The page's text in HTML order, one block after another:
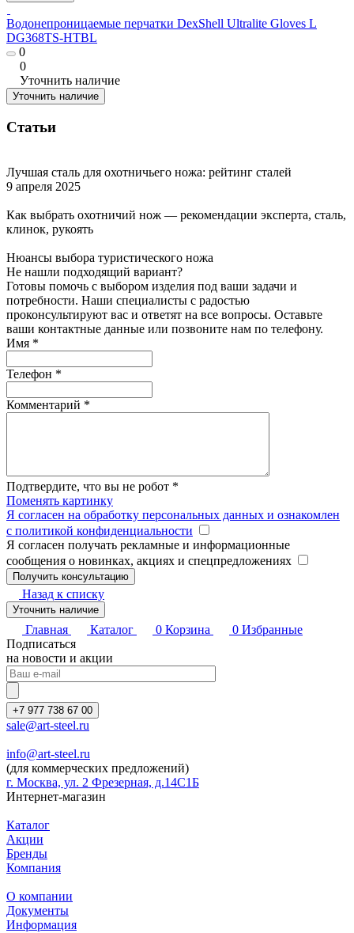
Водонепроницаемые перчатки DexShell Ultralite Gloves L
DG368TS-HTBL
0
0
Уточнить наличие
Уточнить наличие
Статьи
Лучшая сталь для охотничьего ножа: рейтинг сталей
9 апреля 2025
Как выбрать охотничий нож — рекомендации эксперта, сталь,
клинок, рукоять
Нюансы выбора туристического ножа
Не нашли подходящий вариант?
Готовы помочь с выбором изделия под ваши задачи и
потребности. Наши специалисты с радостью
проконсультируют вас и ответят на все вопросы. Оставьте
ваши контактные данные или позвоните нам по телефону.
Имя *
Телефон *
Комментарий *
Подтвердите, что вы не робот *
Поменять картинку
Я согласен на обработку персональных данных и ознакомлен
с политикой конфиденциальности
Я согласен получать рекламные и информационные
сообщения о новинках, акциях и спецпредложениях
Назад к списку
Уточнить наличие
Главная Каталог 0 Корзина 0 Избранные
Подписаться
на новости и акции
+7 977 738 67 00
sale@art-steel.ru
info@art-steel.ru
(для коммерческих предложений)
г. Москва, ул. 2 Фрезерная, д.14С1Б
Интернет-магазин
Каталог
Акции
Бренды
Компания
О компании
Документы
Информация